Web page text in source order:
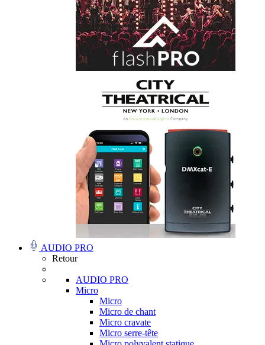
AUDIO PRO
Retour
AUDIO PRO
Micro
Micro
Micro de chant
Micro cravate
Micro serre-tête